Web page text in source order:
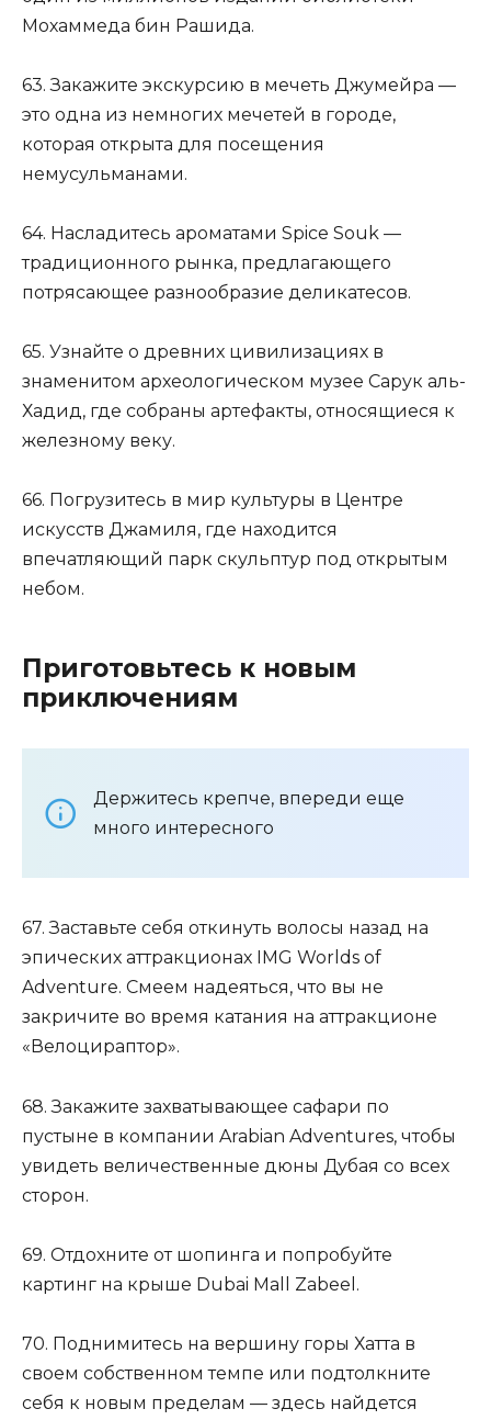
Мохаммеда бин Рашида.
63. Закажите экскурсию в мечеть Джумейра —
это одна из немногих мечетей в городе,
которая открыта для посещения
немусульманами.
64. Насладитесь ароматами Spice Souk —
традиционного рынка, предлагающего
потрясающее разнообразие деликатесов.
65. Узнайте о древних цивилизациях в
знаменитом археологическом музее Сарук аль-
Хадид, где собраны артефакты, относящиеся к
железному веку.
66. Погрузитесь в мир культуры в Центре
искусств Джамиля, где находится
впечатляющий парк скульптур под открытым
небом.
Приготовьтесь к новым
приключениям
Держитесь крепче, впереди еще
много интересного
67. Заставьте себя откинуть волосы назад на
эпических аттракционах IMG Worlds of
Adventure. Смеем надеяться, что вы не
закричите во время катания на аттракционе
«Велоцираптор».
68. Закажите захватывающее сафари по
пустыне в компании Arabian Adventures, чтобы
увидеть величественные дюны Дубая со всех
сторон.
69. Отдохните от шопинга и попробуйте
картинг на крыше Dubai Mall Zabeel.
70. Поднимитесь на вершину горы Хатта в
своем собственном темпе или подтолкните
себя к новым пределам — здесь найдется